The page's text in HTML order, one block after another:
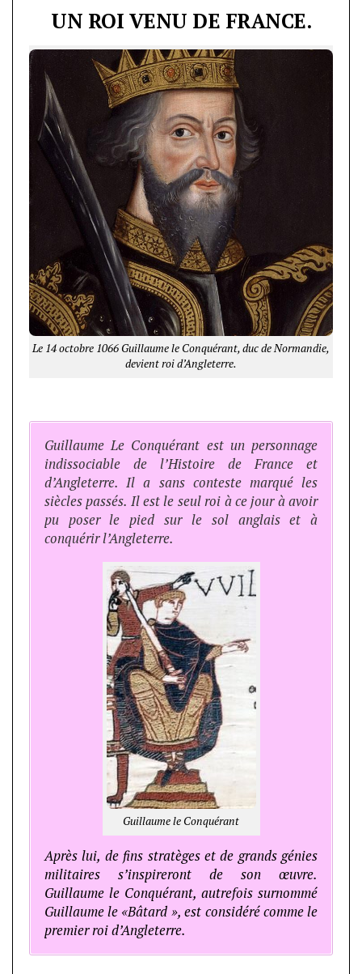
UN ROI VENU DE FRANCE.
Le 14 octobre 1066 Guillaume le Conquérant, duc de Normandie,
devient roi d’Angleterre.
Guillaume Le Conquérant est un personnage
indissociable de l’Histoire de France et
d’Angleterre. Il a sans conteste marqué les
siècles passés. Il est le seul roi à ce jour à avoir
pu poser le pied sur le sol anglais et à
conquérir l’Angleterre.
Guillaume le Conquérant
Après lui, de fins stratèges et de grands génies
militaires s’inspireront de son œuvre.
Guillaume le Conquérant, autrefois surnommé
Guillaume le «Bâtard », est considéré comme le
premier roi d’Angleterre.